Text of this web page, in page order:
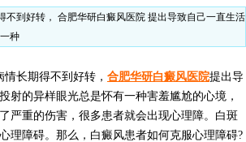
到好转， 合肥华研白癜风医院 提出导致自己一直生活
种
长期得不到好转， 合肥华研白癜风医院提出导
射的异样眼光总是怀有一种害羞尴尬的心境，
严重的伤害，很多患者就会出现心理障。白斑
理障碍。那么，白癜风患者如何克服心理障碍?